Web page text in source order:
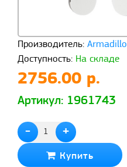
Производитель: Armadillo
Доступность: На складе
2756.00 р.
Артикул: 1961743
- +
Купить